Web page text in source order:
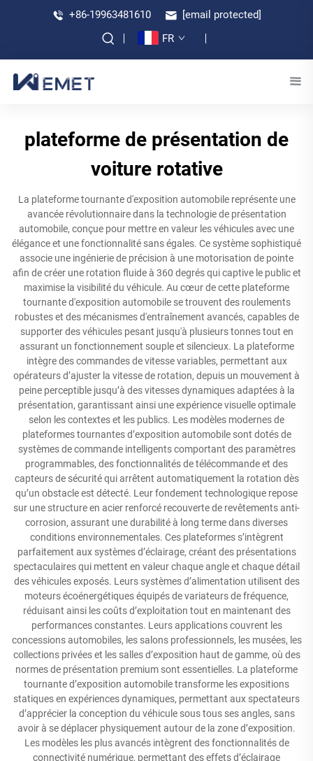
+86-19963481610
[email protected]
FR
plateforme de présentation de
voiture rotative
La plateforme tournante d'exposition automobile représente une
avancée révolutionnaire dans la technologie de présentation
automobile, conçue pour mettre en valeur les véhicules avec une
élégance et une fonctionnalité sans égales. Ce système sophistiqué
associe une ingénierie de précision à une motorisation de pointe
afin de créer une rotation fluide à 360 degrés qui captive le public et
maximise la visibilité du véhicule. Au cœur de cette plateforme
tournante d'exposition automobile se trouvent des roulements
robustes et des mécanismes d'entraînement avancés, capables de
supporter des véhicules pesant jusqu'à plusieurs tonnes tout en
assurant un fonctionnement souple et silencieux. La plateforme
intègre des commandes de vitesse variables, permettant aux
opérateurs d’ajuster la vitesse de rotation, depuis un mouvement à
peine perceptible jusqu’à des vitesses dynamiques adaptées à la
présentation, garantissant ainsi une expérience visuelle optimale
selon les contextes et les publics. Les modèles modernes de
plateformes tournantes d’exposition automobile sont dotés de
systèmes de commande intelligents comportant des paramètres
programmables, des fonctionnalités de télécommande et des
capteurs de sécurité qui arrêtent automatiquement la rotation dès
qu’un obstacle est détecté. Leur fondement technologique repose
sur une structure en acier renforcé recouverte de revêtements anti-
corrosion, assurant une durabilité à long terme dans diverses
conditions environnementales. Ces plateformes s’intègrent
parfaitement aux systèmes d’éclairage, créant des présentations
spectaculaires qui mettent en valeur chaque angle et chaque détail
des véhicules exposés. Leurs systèmes d’alimentation utilisent des
moteurs écoénergétiques équipés de variateurs de fréquence,
réduisant ainsi les coûts d’exploitation tout en maintenant des
performances constantes. Leurs applications couvrent les
concessions automobiles, les salons professionnels, les musées, les
collections privées et les salles d’exposition haut de gamme, où des
normes de présentation premium sont essentielles. La plateforme
tournante d’exposition automobile transforme les expositions
statiques en expériences dynamiques, permettant aux spectateurs
d’apprécier la conception du véhicule sous tous ses angles, sans
avoir à se déplacer physiquement autour de la zone d’exposition.
Les modèles les plus avancés intègrent des fonctionnalités de
connectivité numérique, permettant des effets d’éclairage